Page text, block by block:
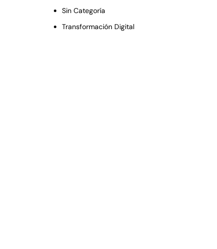
Sin Categoría
Transformación Digital